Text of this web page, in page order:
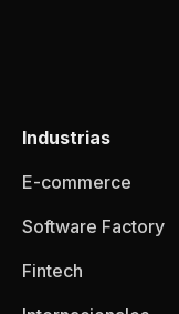
Industrias
E-commerce
Software Factory
Fintech